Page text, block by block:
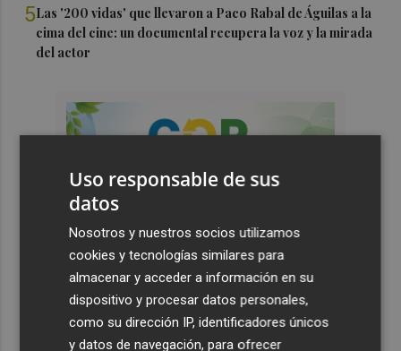
5Las '200 vidas' que llevaron a Paco Rabal de Águilas a la
cima del cine: un documental recupera la voz y la mirada
del actor
Uso responsable de sus
datos
Nosotros y nuestros socios utilizamos
cookies y tecnologías similares para
almacenar y acceder a información en su
dispositivo y procesar datos personales,
como su dirección IP, identificadores únicos
y datos de navegación, para ofrecer